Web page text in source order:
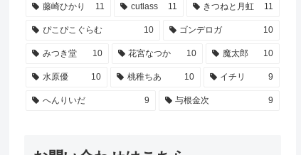
藤崎ひかり 11 cutlass 11 きつねと月虹 11
ぴこぴこぐらむ 10 ゴンデロガ 10
みつき堂 10 花宮なつか 10 魔太郎 10
水原優 10 桃稚ちあ 10 イチリ 9
へんりいだ 9 与根金次 9